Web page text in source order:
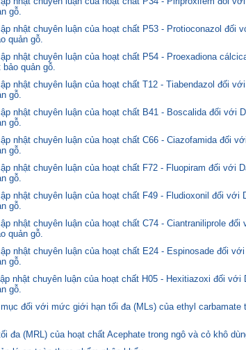
gỗ.
nhật chuyên luận của hoạt chất P53 - Protioconazol đối
quản gỗ.
nhật chuyên luận của hoạt chất P54 - Proexadiona
quản gỗ.
nhật chuyên luận của hoạt chất T12 - Tiabendazol đối
gỗ.
nhật chuyên luận của hoạt chất B41 - Boscalida đối với
gỗ.
nhật chuyên luận của hoạt chất C66 - Ciazofamida đối
gỗ.
nhật chuyên luận của hoạt chất F72 - Fluopiram đối với
gỗ.
nhật chuyên luận của hoạt chất F49 - Fludioxonil đối với
gỗ.
nhật chuyên luận của hoạt chất C74 - Ciantraniliprole
quản gỗ.
nhật chuyên luận của hoạt chất E24 - Espinosade đối
gỗ.
nhật chuyên luận của hoạt chất H05 - Hexitiazoxi đối
gỗ.
đối với mức giới hạn tối đa (MLs) của ethyl carbamate
(MRL) của hoạt chất Acephate trong ngô và cỏ khô